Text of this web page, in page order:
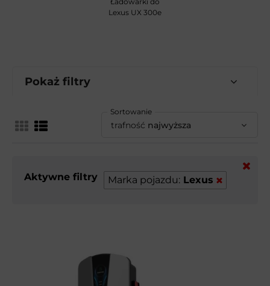
Lexus UX 300e
Pokaż filtry
Sortowanie
trafność najwyższa
Aktywne filtry Marka pojazdu: Lexus